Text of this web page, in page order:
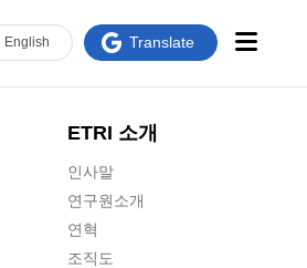
ETRI 소개
인사말
연구원소개
연혁
조직도
English Translate